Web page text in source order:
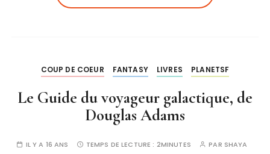
COUP DE COEUR FANTASY LIVRES PLANETSF
Le Guide du voyageur galactique, de
Douglas Adams
IL Y A 16 ANS TEMPS DE LECTURE : 2MINUTES PAR SHAYA